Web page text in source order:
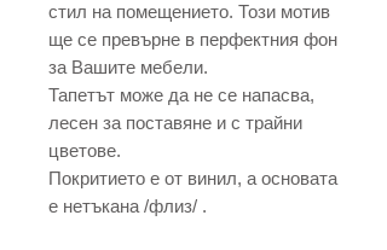
стил на помещението. Този мотив
ще се превърне в перфектния фон
за Вашите мебели.
Тапетът може да не се напасва,
лесен за поставяне и с трайни
цветове.
Покритието е от винил, а основата
е нетъкана /флиз/ .